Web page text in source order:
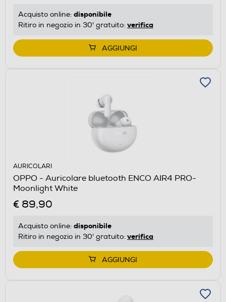
Acquisto online: disponibile
Ritiro in negozio in 30' gratuito: verifica
AGGIUNGI
AURICOLARI
OPPO - Auricolare bluetooth ENCO AIR4 PRO-
Moonlight White
€ 89,90
Acquisto online: disponibile
Ritiro in negozio in 30' gratuito: verifica
AGGIUNGI